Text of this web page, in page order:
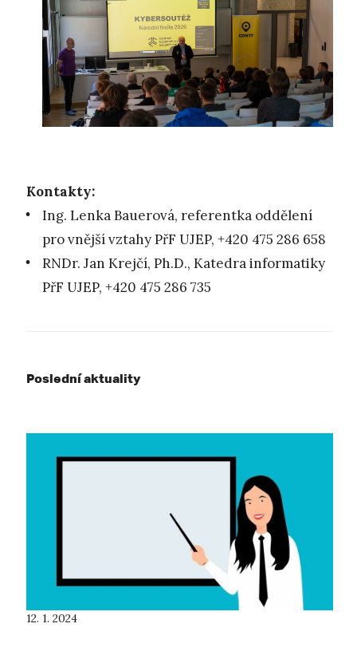
Kontakty:
Ing. Lenka Bauerová, referentka oddělení
pro vnější vztahy PřF UJEP, +420 475 286 658
RNDr. Jan Krejčí, Ph.D., Katedra informatiky
PřF UJEP, +420 475 286 735
Poslední aktuality
12. 1. 2024